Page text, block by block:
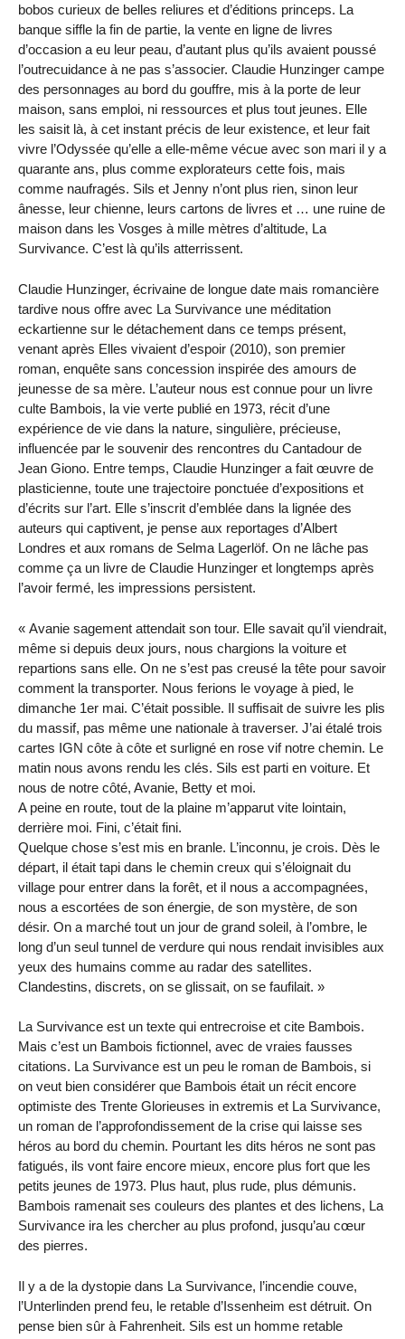
bobos curieux de belles reliures et d’éditions princeps. La
banque siffle la fin de partie, la vente en ligne de livres
d’occasion a eu leur peau, d’autant plus qu’ils avaient poussé
l’outrecuidance à ne pas s’associer. Claudie Hunzinger campe
des personnages au bord du gouffre, mis à la porte de leur
maison, sans emploi, ni ressources et plus tout jeunes. Elle
les saisit là, à cet instant précis de leur existence, et leur fait
vivre l’Odyssée qu’elle a elle-même vécue avec son mari il y a
quarante ans, plus comme explorateurs cette fois, mais
comme naufragés. Sils et Jenny n’ont plus rien, sinon leur
ânesse, leur chienne, leurs cartons de livres et … une ruine de
maison dans les Vosges à mille mètres d’altitude, La
Survivance. C’est là qu’ils atterrissent.
Claudie Hunzinger, écrivaine de longue date mais romancière
tardive nous offre avec La Survivance une méditation
eckartienne sur le détachement dans ce temps présent,
venant après Elles vivaient d’espoir (2010), son premier
roman, enquête sans concession inspirée des amours de
jeunesse de sa mère. L’auteur nous est connue pour un livre
culte Bambois, la vie verte publié en 1973, récit d’une
expérience de vie dans la nature, singulière, précieuse,
influencée par le souvenir des rencontres du Cantadour de
Jean Giono. Entre temps, Claudie Hunzinger a fait œuvre de
plasticienne, toute une trajectoire ponctuée d’expositions et
d’écrits sur l’art. Elle s’inscrit d’emblée dans la lignée des
auteurs qui captivent, je pense aux reportages d’Albert
Londres et aux romans de Selma Lagerlöf. On ne lâche pas
comme ça un livre de Claudie Hunzinger et longtemps après
l’avoir fermé, les impressions persistent.
« Avanie sagement attendait son tour. Elle savait qu’il viendrait,
même si depuis deux jours, nous chargions la voiture et
repartions sans elle. On ne s’est pas creusé la tête pour savoir
comment la transporter. Nous ferions le voyage à pied, le
dimanche 1er mai. C’était possible. Il suffisait de suivre les plis
du massif, pas même une nationale à traverser. J’ai étalé trois
cartes IGN côte à côte et surligné en rose vif notre chemin. Le
matin nous avons rendu les clés. Sils est parti en voiture. Et
nous de notre côté, Avanie, Betty et moi.
A peine en route, tout de la plaine m’apparut vite lointain,
derrière moi. Fini, c’était fini.
Quelque chose s’est mis en branle. L’inconnu, je crois. Dès le
départ, il était tapi dans le chemin creux qui s’éloignait du
village pour entrer dans la forêt, et il nous a accompagnées,
nous a escortées de son énergie, de son mystère, de son
désir. On a marché tout un jour de grand soleil, à l’ombre, le
long d’un seul tunnel de verdure qui nous rendait invisibles aux
yeux des humains comme au radar des satellites.
Clandestins, discrets, on se glissait, on se faufilait. »
La Survivance est un texte qui entrecroise et cite Bambois.
Mais c’est un Bambois fictionnel, avec de vraies fausses
citations. La Survivance est un peu le roman de Bambois, si
on veut bien considérer que Bambois était un récit encore
optimiste des Trente Glorieuses in extremis et La Survivance,
un roman de l’approfondissement de la crise qui laisse ses
héros au bord du chemin. Pourtant les dits héros ne sont pas
fatigués, ils vont faire encore mieux, encore plus fort que les
petits jeunes de 1973. Plus haut, plus rude, plus démunis.
Bambois ramenait ses couleurs des plantes et des lichens, La
Survivance ira les chercher au plus profond, jusqu’au cœur
des pierres.
Il y a de la dystopie dans La Survivance, l’incendie couve,
l’Unterlinden prend feu, le retable d’Issenheim est détruit. On
pense bien sûr à Fahrenheit. Sils est un homme retable